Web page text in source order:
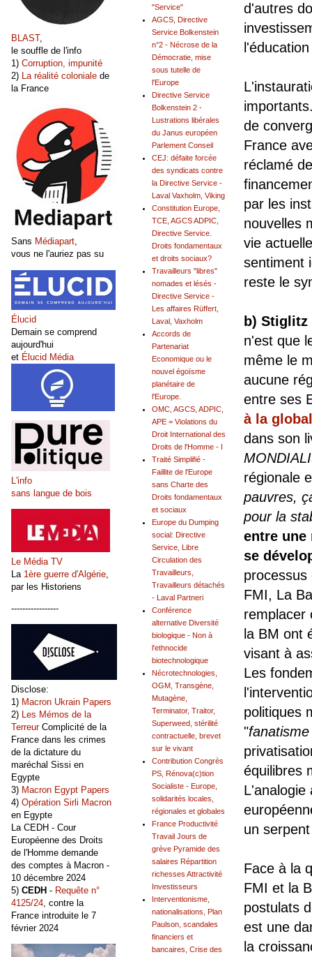
d'autres
de
France
réclamé
par les
nouvelles
vie
sentiment
reste le
b)
n'est que
même le
aucune
entre ses
à la
dans son
régionale
pauvres,
pour la
entre une
se
processus
FMI, La
remplacer
la BM ont
visant à
Les
politiques
"
équilibres
L'analogie
un
Face à la
FMI et la
postulats
est une
la
"Service"
AGCS, Directive
Service Bolkenstein
n°2 - Nécrose de la
Démocratie, mise
sous tutelle de
l'Europe
Directive Service
Bolkenstein 2 -
Lustrations libérales
du Janus européen
Parlement Conseil
CEJ: défaite forcée
des syndicats contre
la Directive Service -
Laval Vaxholm, Viking
Constitution Europe,
TCE, AGCS ADPIC,
Directive Service.
Droits fondamentaux
et droits sociaux?
Travailleurs "libres"
nomades et lésés -
Directive Service -
Les affaires Rüffert,
Laval, Vaxholm
Accords de
Partenariat
Economique ou le
nouvel égoïsme
planétaire de
l'Europe.
OMC, AGCS, ADPIC,
APE = Violations du
Droit International des
Droits de l'Homme - I
Traité Simplifié -
Faillite de l'Europe
sans Charte des
Droits fondamentaux
et sociaux
Europe du Dumping
social: Directive
Service, Libre
Circulation des
Travailleurs,
Travailleurs détachés
- Laval Partneri
Conférence
alternative Diversité
biologique - Non à
l'ethnocide
biotechnologique
Nécrotechnologies,
OGM, Transgène,
Mutagène,
Terminator, Traitor,
Superweed, stérilité
contractuelle, brevet
sur le vivant
Contribution Congrès
PS, Rénova(c)tion
Socialiste - Europe,
solidarités locales,
régionales et globales
France Productivité
Travail Jours de
grève Pyramide des
salaires Répartition
richesses Attractivité
Investisseurs
Interventionisme,
nationalisations, Plan
Paulson, scandales
financiers et
bancaires, Crise des
BLAST,
le souffle de l'info
1) Corruption, impunité
2) La réalité coloniale de
la France
Sans Médiapart,
vous ne l'auriez pas su
Élucid
Demain se comprend
aujourd'hui
et Élucid Média
L'info
sans langue de bois
Le Média TV
La 1ère guerre d'Algérie
par les Historiens
-----------------
Disclose:
1) Macron Ukrain Papers
2) Les Mémos de la
TerreurComplicité de la
France dans les crimes
de la dictature du
maréchal Sissi en
Egypte
3) Macron Egypt Papers
4) Opération Sirli Macron
en Egypte
La CEDH - Cour
Européenne des Droits
de l'Homme demande
des comptes à Macron -
10 décembre 2024
5) CEDH - Requête n°
4125/24, contre la
France introduite le 7
février 2024